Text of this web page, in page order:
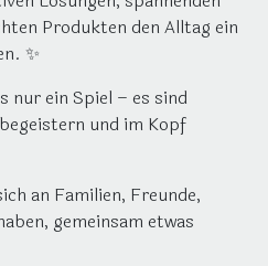
Produkten den Alltag ein
✨
nur ein Spiel – es sind
und im Kopf
an Familien, Freunde,
gemeinsam etwas